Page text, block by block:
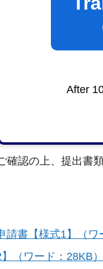
After
31日
確認の上、提出書
請書【様式1】（ワ
（ワード：28KB）